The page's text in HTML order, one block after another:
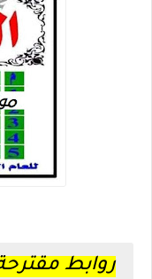
روابط